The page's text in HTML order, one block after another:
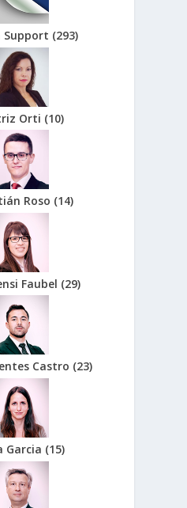
Support (293)
Orti (10)
Roso (14)
Faubel (29)
Castro (23)
Garcia (15)